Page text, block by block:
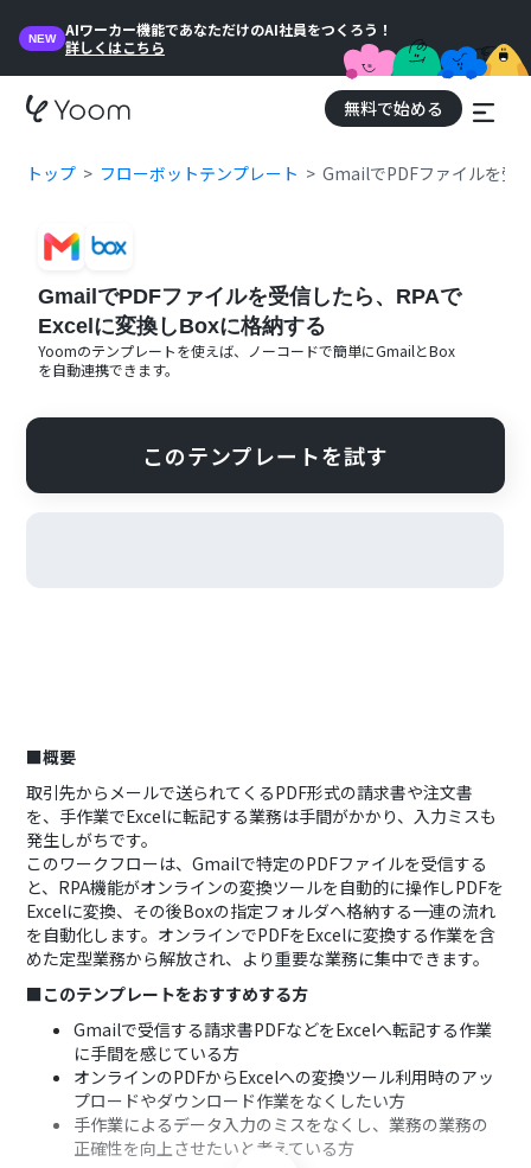
NEW
AIワーカー機能であなただけのAI社員をつくろう！
詳しくはこちら
無料で始める
トップ フローボットテンプレート GmailでPDFファイルを受
GmailでPDFファイルを受信したら、RPAで
Excelに変換しBoxに格納する
Yoomのテンプレートを使えば、ノーコードで簡単にGmailとBox
を自動連携できます。
このテンプレートを試す
■概要
取引先からメールで送られてくるPDF形式の請求書や注文書
を、手作業でExcelに転記する業務は手間がかかり、入力ミスも
発生しがちです。
このワークフローは、Gmailで特定のPDFファイルを受信する
と、RPA機能がオンラインの変換ツールを自動的に操作しPDFを
Excelに変換、その後Boxの指定フォルダへ格納する一連の流れ
を自動化します。オンラインでPDFをExcelに変換する作業を含
めた定型業務から解放され、より重要な業務に集中できます。
■このテンプレートをおすすめする方
Gmailで受信する請求書PDFなどをExcelへ転記する作業
に手間を感じている方
オンラインのPDFからExcelへの変換ツール利用時のアッ
プロードやダウンロード作業をなくしたい方
手作業によるデータ入力のミスをなくし、業務の業務の
正確性を向上させたいと考えている方